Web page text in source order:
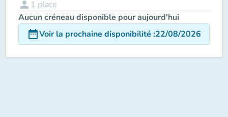
person 1 place
Aucun créneau disponible pour aujourd'hui
date_rangeVoir la prochaine disponibilité :22/08/2026